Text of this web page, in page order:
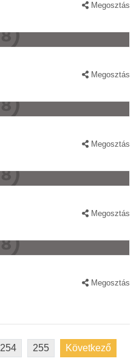
Megosztás
Megosztás
Megosztás
Megosztás
Megosztás
254 255 Következő